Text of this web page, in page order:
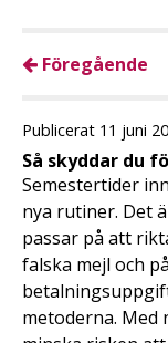
Föregående
Publicerat 11 juni
Så skyddar du
Semestertider
nya rutiner. Det
passar på att
falska mejl och
metoderna.